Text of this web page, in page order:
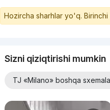
Hozircha sharhlar yo'q.
Sizni qiziqtirishi mumkin
TJ «Milano» boshqa